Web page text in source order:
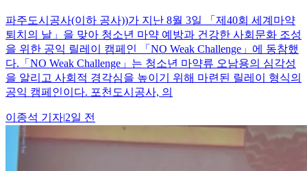
파주도시공사(이하 공사))가 지난 8월 3일 「제40회 세계마약
퇴치의 날」을 맞아 청소년 마약 예방과 건강한 사회문화 조성
을 위한 공익 릴레이 캠페인 「NO Weak Challenge」에 동참했
다.「NO Weak Challenge」는 청소년 마약류 오남용의 심각성
을 알리고 사회적 경각심을 높이기 위해 마련된 릴레이 형식의
공익 캠페인이다. 포천도시공사, 의
이종석 기자|2일 전